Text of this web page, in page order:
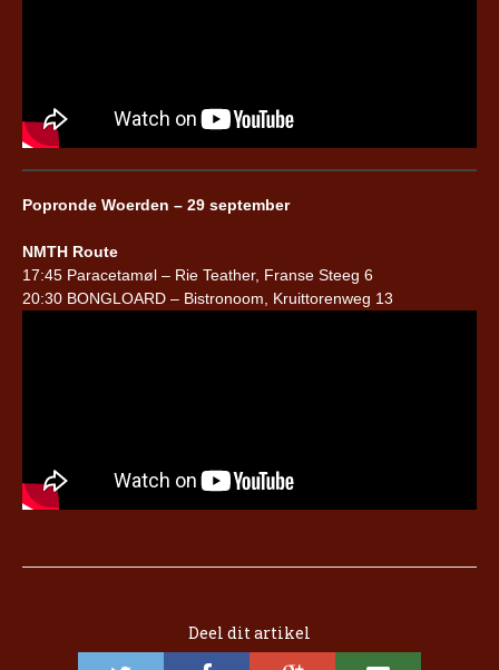
Popronde Woerden – 29 september
NMTH Route
17:45 Paracetamøl – Rie Teather, Franse Steeg 6
20:30 BONGLOARD – Bistronoom, Kruittorenweg 13
Deel dit artikel